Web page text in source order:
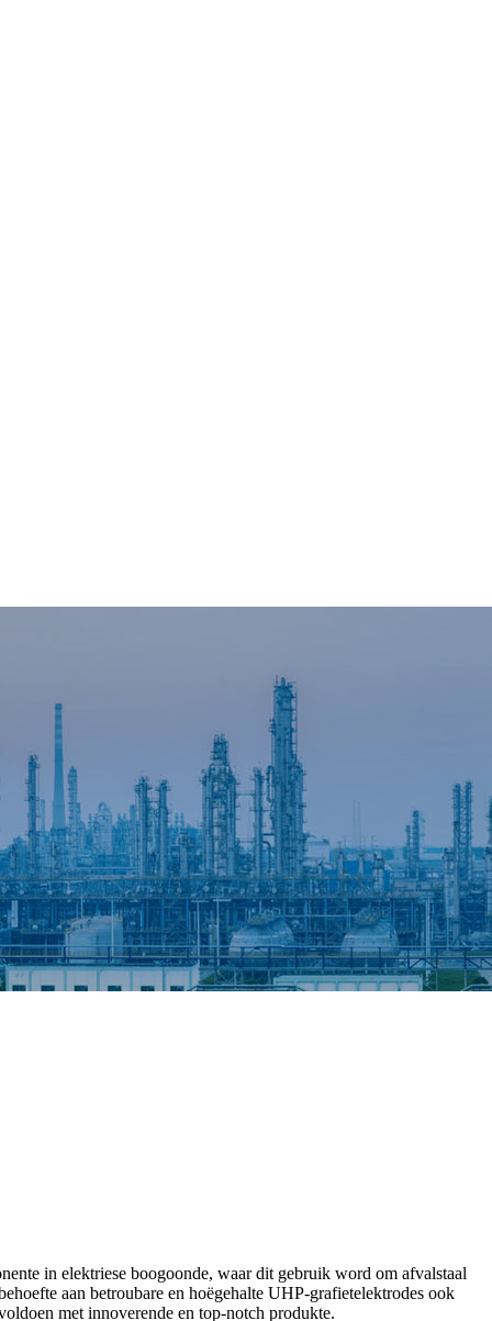
in elektriese boogoonde, waar dit gebruik word om afvalstaal
aan betroubare en hoëgehalte UHP-grafietelektrodes ook
met innoverende en top-notch produkte.